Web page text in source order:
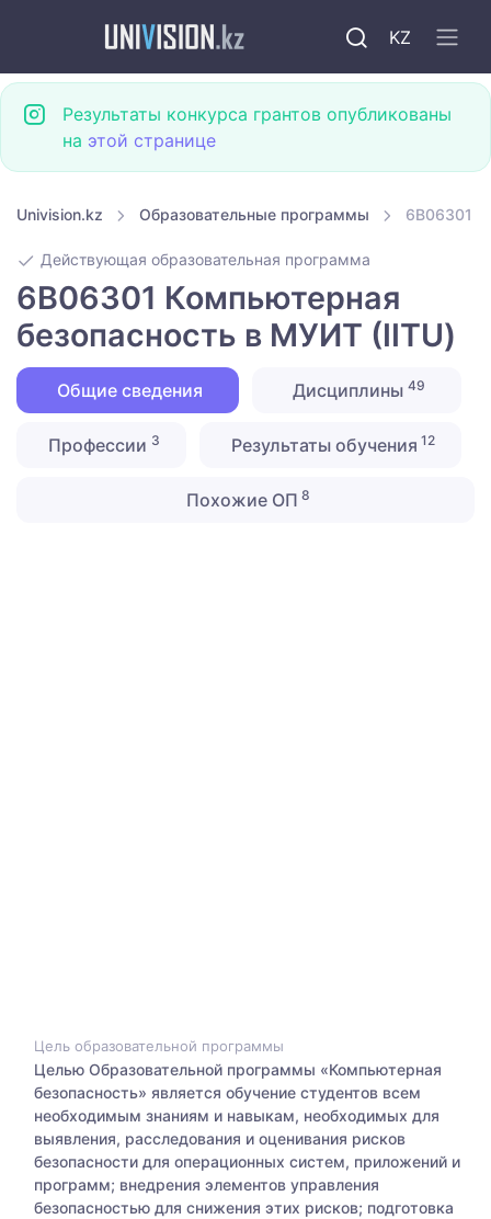
KZ
Результаты конкурса грантов опубликованы
на этой странице
Univision.kz Образовательные программы 6B06301
Действующая образовательная программа
6B06301 Компьютерная
безопасность в МУИТ (IITU)
Общие сведения Дисциплины 49
Профессии 3 Результаты обучения 12
Похожие ОП 8
Цель образовательной программы
Целью Образовательной программы «Компьютерная
безопасность» является обучение студентов всем
необходимым знаниям и навыкам, необходимых для
выявления, расследования и оценивания рисков
безопасности для операционных систем, приложений и
программ; внедрения элементов управления
безопасностью для снижения этих рисков; подготовка